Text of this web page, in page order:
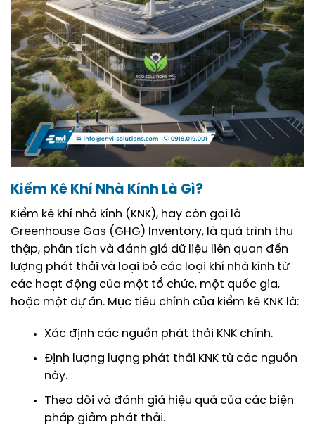
Kiểm Kê Khí Nhà Kính Là Gì?
Kiểm kê khí nhà kính (KNK), hay còn gọi là
Greenhouse Gas (GHG) Inventory, là quá trình thu
thập, phân tích và đánh giá dữ liệu liên quan đến
lượng phát thải và loại bỏ các loại khí nhà kính từ
các hoạt động của một tổ chức, một quốc gia,
hoặc một dự án. Mục tiêu chính của kiểm kê KNK là:
Xác định các nguồn phát thải KNK chính.
Định lượng lượng phát thải KNK từ các nguồn
này.
Theo dõi và đánh giá hiệu quả của các biện
pháp giảm phát thải.